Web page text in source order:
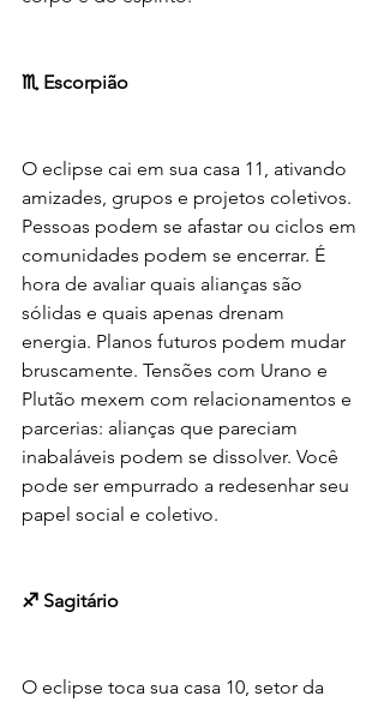
♏ Escorpião
O eclipse cai em sua casa 11, ativando
amizades, grupos e projetos coletivos.
Pessoas podem se afastar ou ciclos em
comunidades podem se encerrar. É
hora de avaliar quais alianças são
sólidas e quais apenas drenam
energia. Planos futuros podem mudar
bruscamente. Tensões com Urano e
Plutão mexem com relacionamentos e
parcerias: alianças que pareciam
inabaláveis podem se dissolver. Você
pode ser empurrado a redesenhar seu
papel social e coletivo.
♐ Sagitário
O eclipse toca sua casa 10, setor da